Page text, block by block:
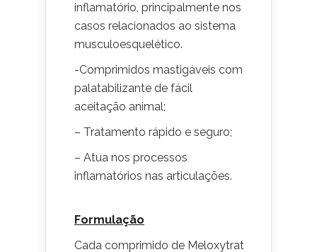
inflamatório, principalmente nos
casos relacionados ao sistema
musculoesquelético.
-Comprimidos mastigáveis com
palatabilizante de fácil
aceitação animal;
– Tratamento rápido e seguro;
– Atua nos processos
inflamatórios nas articulações.
Formulação
Cada comprimido de Meloxytrat